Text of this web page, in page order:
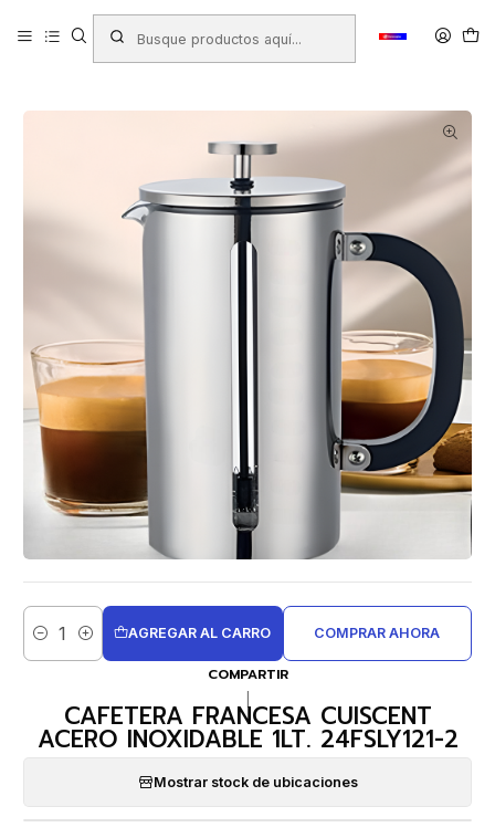
Productos ELECTRODOMESTICOS
CAFETERA FRANCESA CUISCENT ACERO INOXIDABLE 1LT.
24FSLY121-2
Cantidad
AGREGAR AL CARRO COMPRAR AHORA
COMPARTIR
CAFETERA FRANCESA CUISCENT
ACERO INOXIDABLE 1LT. 24FSLY121-2
Mostrar stock de ubicaciones